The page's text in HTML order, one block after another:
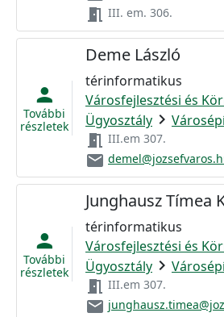
meeting_room III. em. 306.
person
További
részletek
Deme László
térinformatikus
Városfejlesztési és
Ügyosztály chevron_right
meeting_room III.em 307.
email
person
További
részletek
Junghausz Tímea
térinformatikus
Városfejlesztési és
Ügyosztály chevron_right
meeting_room III.em 307.
email